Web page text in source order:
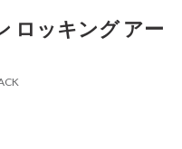
ロッキング アー